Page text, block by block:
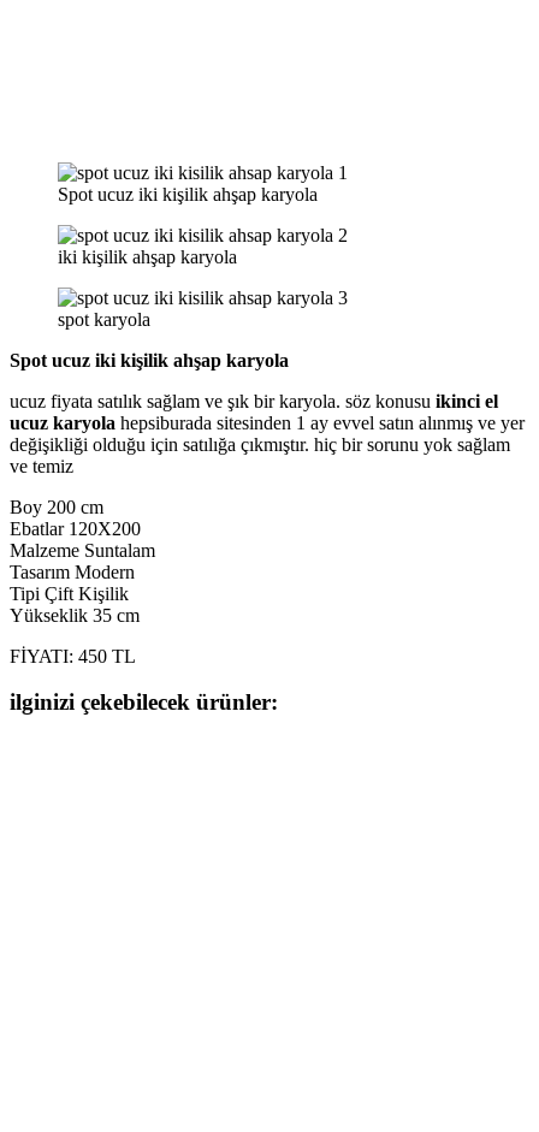
Spot ucuz iki kişilik ahşap karyola
iki kişilik ahşap karyola
spot karyola
Spot ucuz iki kişilik ahşap karyola
ucuz fiyata satılık sağlam ve şık bir karyola. söz konusu ikinci el
ucuz karyola hepsiburada sitesinden 1 ay evvel satın alınmış ve yer
değişikliği olduğu için satılığa çıkmıştır. hiç bir sorunu yok sağlam
ve temiz
Boy 200 cm
Ebatlar 120X200
Malzeme Suntalam
Tasarım Modern
Tipi Çift Kişilik
Yükseklik 35 cm
FİYATI: 450 TL
ilginizi çekebilecek ürünler: